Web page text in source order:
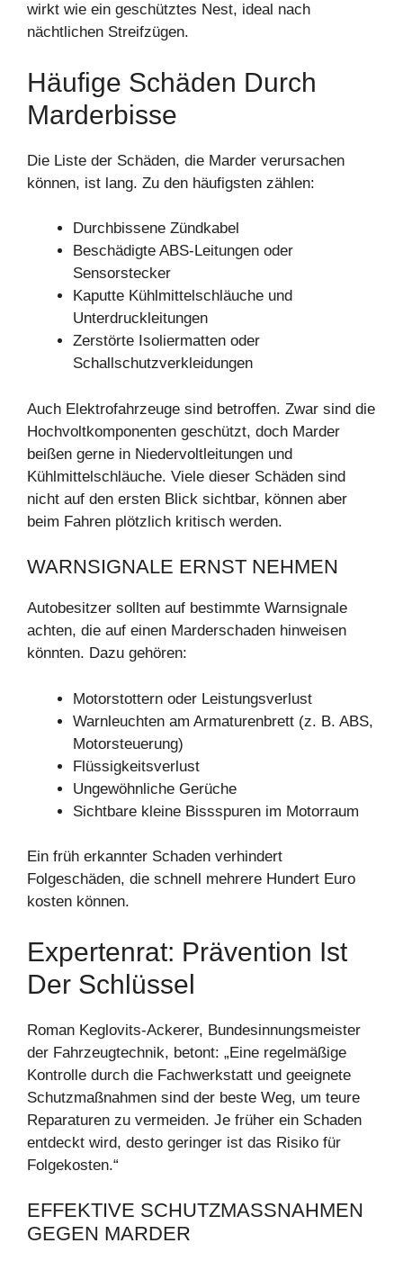
wirkt wie ein geschütztes Nest, ideal nach
nächtlichen Streifzügen.
Häufige Schäden Durch
Marderbisse
Die Liste der Schäden, die Marder verursachen
können, ist lang. Zu den häufigsten zählen:
Durchbissene Zündkabel
Beschädigte ABS-Leitungen oder
Sensorstecker
Kaputte Kühlmittelschläuche und
Unterdruckleitungen
Zerstörte Isoliermatten oder
Schallschutzverkleidungen
Auch Elektrofahrzeuge sind betroffen. Zwar sind die
Hochvoltkomponenten geschützt, doch Marder
beißen gerne in Niedervoltleitungen und
Kühlmittelschläuche. Viele dieser Schäden sind
nicht auf den ersten Blick sichtbar, können aber
beim Fahren plötzlich kritisch werden.
WARNSIGNALE ERNST NEHMEN
Autobesitzer sollten auf bestimmte Warnsignale
achten, die auf einen Marderschaden hinweisen
könnten. Dazu gehören:
Motorstottern oder Leistungsverlust
Warnleuchten am Armaturenbrett (z. B. ABS,
Motorsteuerung)
Flüssigkeitsverlust
Ungewöhnliche Gerüche
Sichtbare kleine Bissspuren im Motorraum
Ein früh erkannter Schaden verhindert
Folgeschäden, die schnell mehrere Hundert Euro
kosten können.
Expertenrat: Prävention Ist
Der Schlüssel
Roman Keglovits-Ackerer, Bundesinnungsmeister
der Fahrzeugtechnik, betont: „Eine regelmäßige
Kontrolle durch die Fachwerkstatt und geeignete
Schutzmaßnahmen sind der beste Weg, um teure
Reparaturen zu vermeiden. Je früher ein Schaden
entdeckt wird, desto geringer ist das Risiko für
Folgekosten.“
EFFEKTIVE SCHUTZMASSNAHMEN G
EGEN MARDER